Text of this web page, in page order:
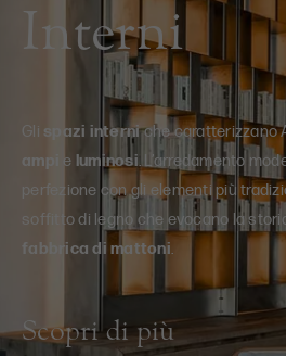
Interni
Gli spazi interniche caratterizzano
ampi
e luminosi. L’arredamento
perfezione con gli elementi più
soffitto di legno che evocano la
fabbrica di mattoni.
Scopri di più